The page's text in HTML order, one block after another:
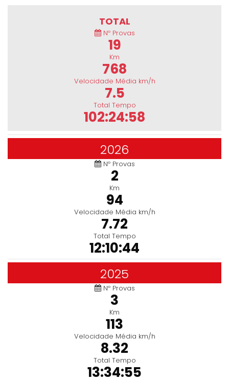
TOTAL
Nº Provas
19
Km
768
Velocidade Média km/h
7.5
Total Tempo
102:24:58
2026
Nº Provas
2
Km
94
Velocidade Média km/h
7.72
Total Tempo
12:10:44
2025
Nº Provas
3
Km
113
Velocidade Média km/h
8.32
Total Tempo
13:34:55